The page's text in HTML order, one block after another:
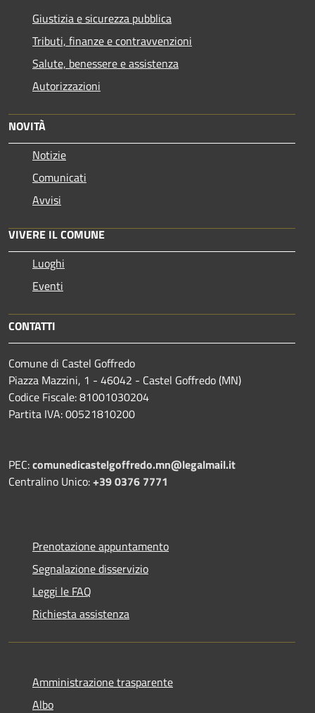
Giustizia e sicurezza pubblica
Tributi, finanze e contravvenzioni
Salute, benessere e assistenza
Autorizzazioni
NOVITÀ
Notizie
Comunicati
Avvisi
VIVERE IL COMUNE
Luoghi
Eventi
CONTATTI
Comune di Castel Goffredo
Piazza Mazzini, 1 - 46042 - Castel Goffredo (MN)
Codice Fiscale: 81001030204
Partita IVA: 00521810200
PEC:comunedicastelgoffredo.mn@legalmail.it
Centralino Unico:+39 0376 7771
Prenotazione appuntamento
Segnalazione disservizio
Leggi le FAQ
Richiesta assistenza
Amministrazione trasparente
Albo